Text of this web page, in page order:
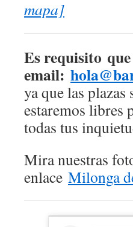
mapa]
Es requisito
email:
ya que las
estaremos libres
todas tus
Mira nuestras
enlace Milonga